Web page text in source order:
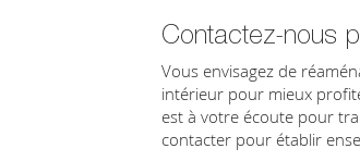
Contactez-nous
Vous envisagez de
intérieur pour mieux
est à votre écoute pour
contacter pour établir